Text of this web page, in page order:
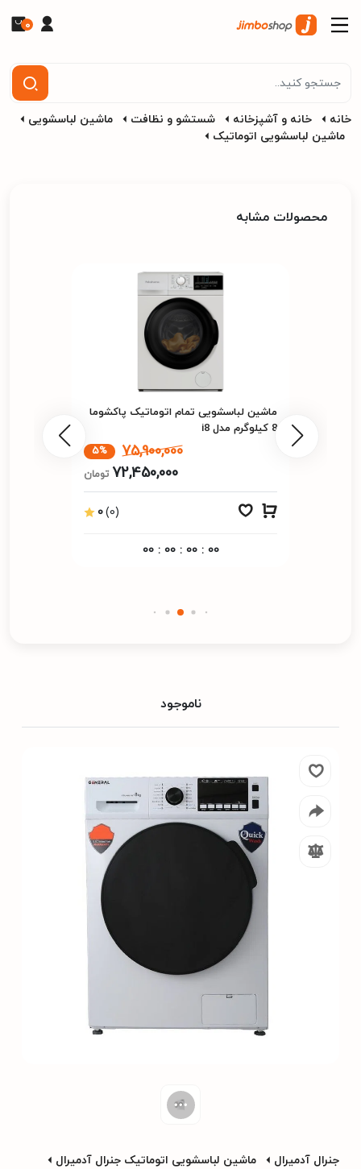
0
خانه خانه و آشپزخانه شستشو و نظافت
ماشین لباسشویی
ماشین لباسشویی اتوماتیک
محصولات مشابه
ماشین لباسشویی تمام اتوماتیک پاکشوما
8 کیلوگرم مدل i8
75,900,000
5%
72,450,000 تومان
0(0)
00 : 00 : 00 : 00
ناموجود
جنرال آدمیرال ماشین لباسشویی اتوماتیک جنرال آدمیرال